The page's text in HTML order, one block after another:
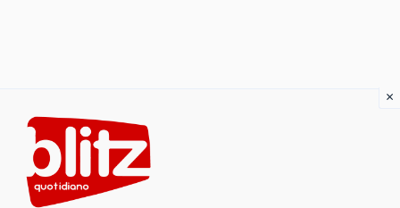
content
×